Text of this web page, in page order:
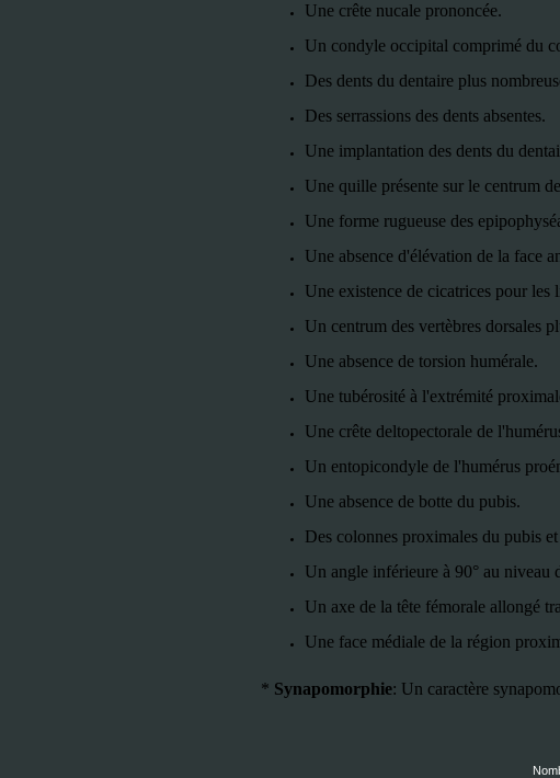
Une crête nucale prononcée.
Un condyle occipital comprimé du
Des dents du dentaire plus
Des serrassions des dents absentes.
Une implantation des dents du
Une quille présente sur le centrum
Une forme rugueuse des
Une absence d'élévation de la face
Une existence de cicatrices pour
Un centrum des vertèbres dorsales
Une absence de torsion humérale.
Une tubérosité à l'extrémité
Une crête deltopectorale de
Un entopicondyle de l'humérus
Une absence de botte du pubis.
Des colonnes proximales du pubis
Un angle inférieure à 90° au niveau
Un axe de la tête fémorale allongé
Une face médiale de la région
* Synapomorphie: Un caractère